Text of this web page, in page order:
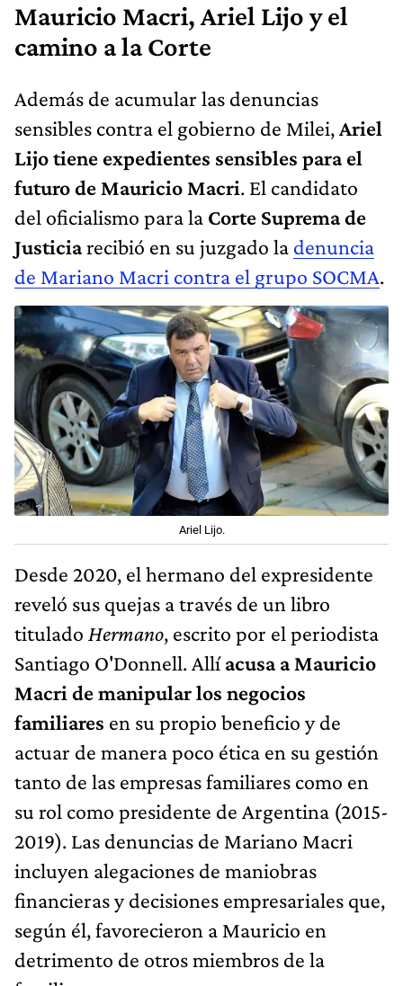
Mauricio Macri, Ariel Lijo y el
camino a la Corte
Además de acumular las denuncias
sensibles contra el gobierno de Milei,Ariel
Lijo tiene expedientes sensibles para el
futuro de Mauricio Macri. El candidato
del oficialismo para la Corte Suprema de
Justiciarecibió en su juzgado la denuncia
de Mariano Macri contra el grupo SOCMA.
Ariel Lijo.
Desde 2020, el hermano del expresidente
reveló sus quejas a través de un libro
titulado Hermano, escrito por el periodista
Santiago O'Donnell. Allíacusa a Mauricio
Macri de manipular los negocios
familiares en su propio beneficio y de
actuar de manera poco ética en su gestión
tanto de las empresas familiares como en
su rol como presidente de Argentina (2015-
2019). Las denuncias de Mariano Macri
incluyen alegaciones de maniobras
financieras y decisiones empresariales que,
según él, favorecieron a Mauricio en
detrimento de otros miembros de la